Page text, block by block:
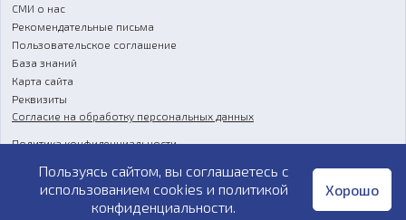
СМИ о нас
Рекомендательные письма
Пользовательское соглашение
База знаний
Карта сайта
Реквизиты
Согласие на обработку персональных данных
Политика конфиденциальности
Публичная оферта
Пользуясь сайтом, вы соглашаетесь с
использованием cookies и политикой
конфиденциальности.
Хорошо